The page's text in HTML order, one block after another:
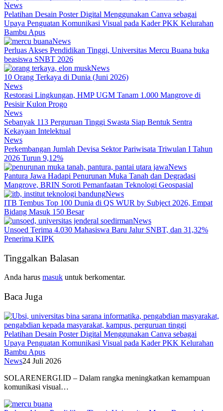
News
Pelatihan Desain Poster Digital Menggunakan Canva sebagai
Upaya Penguatan Komunikasi Visual pada Kader PKK Kelurahan
Bambu Apus
News
Perluas Akses Pendidikan Tinggi, Universitas Mercu Buana buka
beasiswa SNBT 2026
News
10 Orang Terkaya di Dunia (Juni 2026)
News
Restorasi Lingkungan, HMP UGM Tanam 1.000 Mangrove di
Pesisir Kulon Progo
News
Sebanyak 113 Perguruan Tinggi Swasta Siap Bentuk Sentra
Kekayaan Intelektual
News
Perkembangan Jumlah Devisa Sektor Pariwisata Triwulan I Tahun
2026 Turun 9,12%
News
Pantura Jawa Hadapi Penurunan Muka Tanah dan Degradasi
Mangrove, BRIN Soroti Pemanfaatan Teknologi Geospasial
News
ITB Tembus Top 100 Dunia di QS WUR by Subject 2026, Empat
Bidang Masuk 150 Besar
News
Unsoed Terima 4.030 Mahasiswa Baru Jalur SNBT, dan 31,32%
Penerima KIPK
Tinggalkan Balasan
Anda harus masuk untuk berkomentar.
Baca Juga
Pelatihan Desain Poster Digital Menggunakan Canva sebagai
Upaya Penguatan Komunikasi Visual pada Kader PKK Kelurahan
Bambu Apus
News24 Juli 2026
SOLARENERGI.ID – Dalam rangka meningkatkan kemampuan
komunikasi visual…